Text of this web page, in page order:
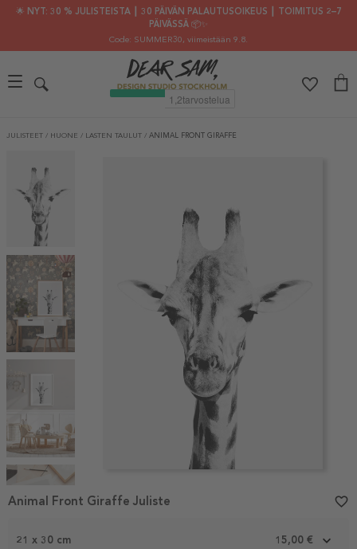
🌟 NYT: 30 % JULISTEISTA ┃ 30 PÄIVÄN PALAUTUSOIKEUS ┃ TOIMITUS 2–7
PÄIVÄSSÄ 📦✨
Code: SUMMER30, viimeistään 9.8.
JULISTEET / HUONE / LASTEN TAULUT / ANIMAL FRONT GIRAFFE
1
21 x 30 cm 15,00 €
Animal Front Giraffe Juliste favorite_border